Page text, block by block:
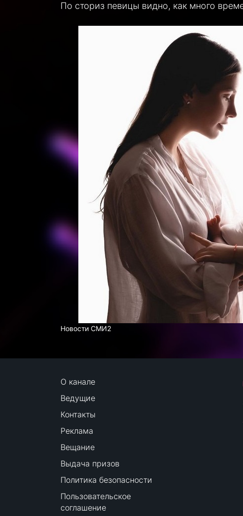
По сториз певицы видно, как много
Новости СМИ2
О канале
Ведущие
Контакты
Реклама
Вещание
Выдача призов
Политика безопасности
Пользовательское
соглашение